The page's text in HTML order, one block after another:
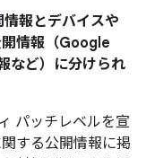
報とデバイスや
情報（Google
など）に分けられ
パッチレベルを宣
する公開情報に掲